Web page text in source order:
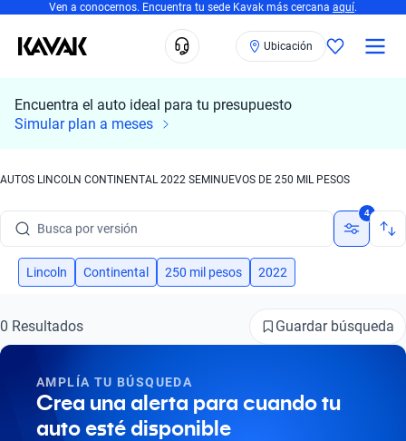
Ven a conocernos. Encuentra tu sede Kavak más cercana aquí.
Ubicación
Encuentra el auto ideal para tu presupuesto
Simular plan a meses
AUTOS LINCOLN CONTINENTAL 2022 SEMINUEVOS DE 250 MIL PESOS
Busca por marca
Busca por año
Busca por marca
Busca por versión
Busca por año
4
Lincoln Continental 250 mil pesos 2022
0 Resultados Guardar búsqueda
AMPLÍA TU BÚSQUEDA
Crea una alerta para cuando tu
auto esté disponible